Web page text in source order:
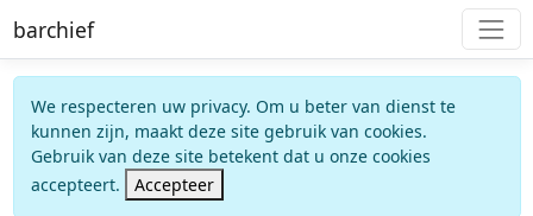
barchief
We respecteren uw privacy. Om u beter van dienst te
kunnen zijn, maakt deze site gebruik van cookies.
Gebruik van deze site betekent dat u onze cookies
accepteert.
Accepteer